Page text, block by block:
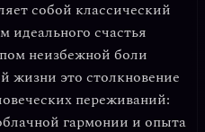
собой классический
идеального счастья
неизбежной боли
жизни это столкновение
переживаний:
гармонии и опыта